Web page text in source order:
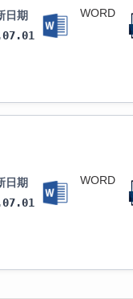
日期
WORD
日期
WORD